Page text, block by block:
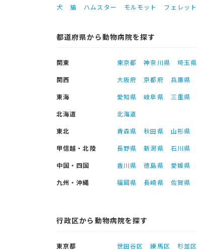
犬 猫 ハムスター モルモット フェレット
都道府県から動物病院を探す
関東 東京都 神奈川県 埼玉県
関西
大阪府 京都府 兵庫県
東海
愛知県 岐阜県 三重県
北海道
北海道
東北
青森県 秋田県 山形県
甲信越・北陸
長野県 新潟県 石川県
中国・四国
香川県 徳島県 愛媛県
九州・沖縄
福岡県 長崎県 佐賀県
行政区から動物病院を探す
東京都 世田谷区 練馬区 杉並区